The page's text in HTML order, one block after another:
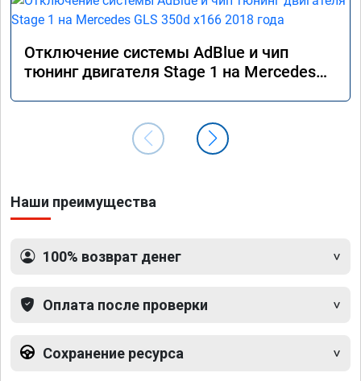
Отключение системы AdBlue и чип
тюнинг двигателя Stage 1 на Mercedes
Наши преимущества
100% возврат денег
Оплата после проверки
Сохранение ресурса